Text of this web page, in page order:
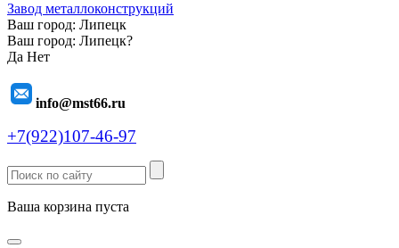
Завод металлоконструкций
Ваш город: Липецк
Ваш город: Липецк?
Да Нет
info@mst66.ru
+7(922)107-46-97
Ваша корзина пуста